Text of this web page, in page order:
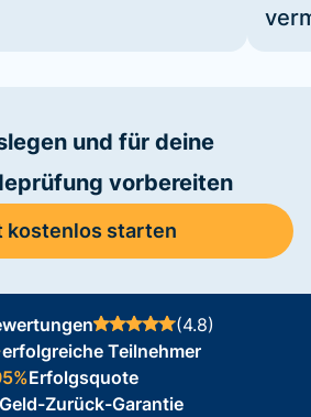
und für deine
vorbereiten
kostenlos starten
(4.8)
erfolgreiche Teilnehmer
Erfolgsquote
Geld-Zurück-Garantie